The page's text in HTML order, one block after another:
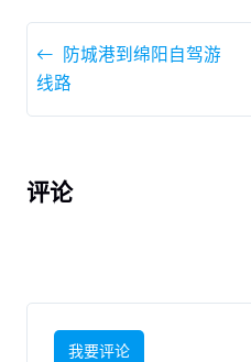
防城港到绵阳自驾游
线路
评论
我要评论